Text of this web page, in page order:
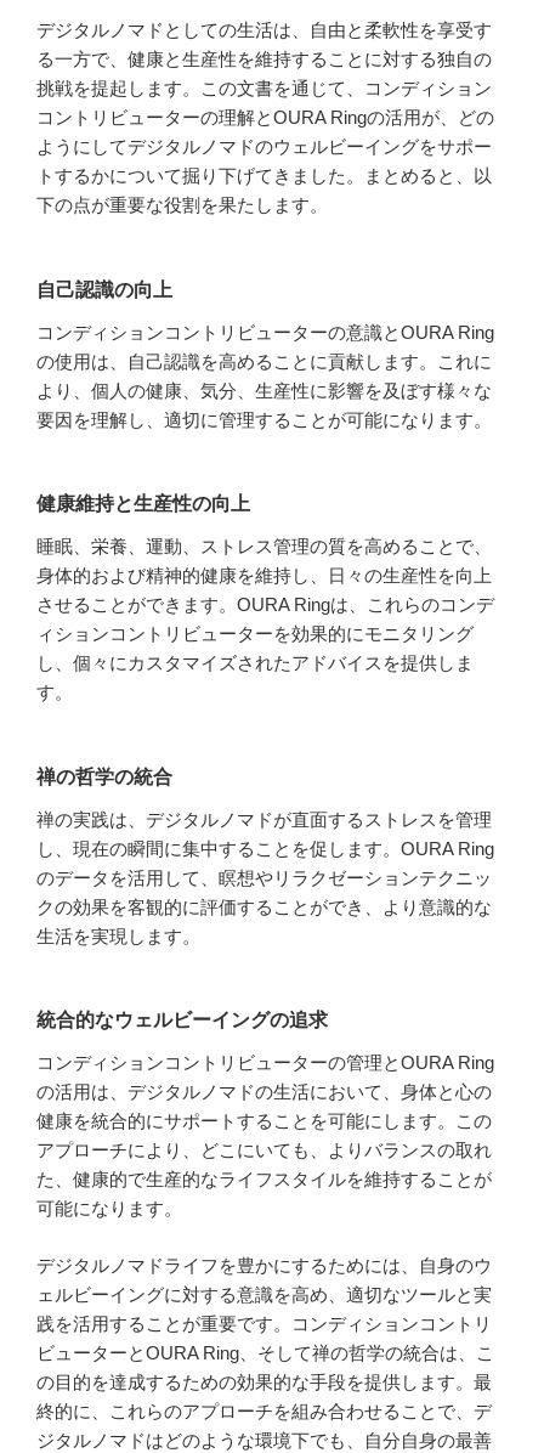
デジタルノマドとしての生活は、自由と柔軟性を享受す
る一方で、健康と生産性を維持することに対する独自の
挑戦を提起します。この文書を通じて、コンディション
コントリビューターの理解とOURA Ringの活用が、どの
ようにしてデジタルノマドのウェルビーイングをサポー
トするかについて掘り下げてきました。まとめると、以
下の点が重要な役割を果たします。
自己認識の向上
コンディションコントリビューターの意識とOURA Ring
の使用は、自己認識を高めることに貢献します。これに
より、個人の健康、気分、生産性に影響を及ぼす様々な
要因を理解し、適切に管理することが可能になります。
健康維持と生産性の向上
睡眠、栄養、運動、ストレス管理の質を高めることで、
身体的および精神的健康を維持し、日々の生産性を向上
させることができます。OURA Ringは、これらのコンデ
ィションコントリビューターを効果的にモニタリング
し、個々にカスタマイズされたアドバイスを提供しま
す。
禅の哲学の統合
禅の実践は、デジタルノマドが直面するストレスを管理
し、現在の瞬間に集中することを促します。OURA Ring
のデータを活用して、瞑想やリラクゼーションテクニッ
クの効果を客観的に評価することができ、より意識的な
生活を実現します。
統合的なウェルビーイングの追求
コンディションコントリビューターの管理とOURA Ring
の活用は、デジタルノマドの生活において、身体と心の
健康を統合的にサポートすることを可能にします。この
アプローチにより、どこにいても、よりバランスの取れ
た、健康的で生産的なライフスタイルを維持することが
可能になります。
デジタルノマドライフを豊かにするためには、自身のウ
ェルビーイングに対する意識を高め、適切なツールと実
践を活用することが重要です。コンディションコントリ
ビューターとOURA Ring、そして禅の哲学の統合は、こ
の目的を達成するための効果的な手段を提供します。最
終的に、これらのアプローチを組み合わせることで、デ
ジタルノマドはどのような環境下でも、自分自身の最善